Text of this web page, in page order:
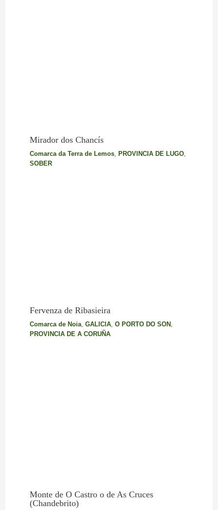
Mirador dos Chancís
Comarca da Terra de Lemos, PROVINCIA DE LUGO,
SOBER
Fervenza de Ribasieira
Comarca de Noia, GALICIA, O PORTO DO SON ,
PROVINCIA DE A CORUÑA
Monte de O Castro o de As Cruces
(Chandebrito)